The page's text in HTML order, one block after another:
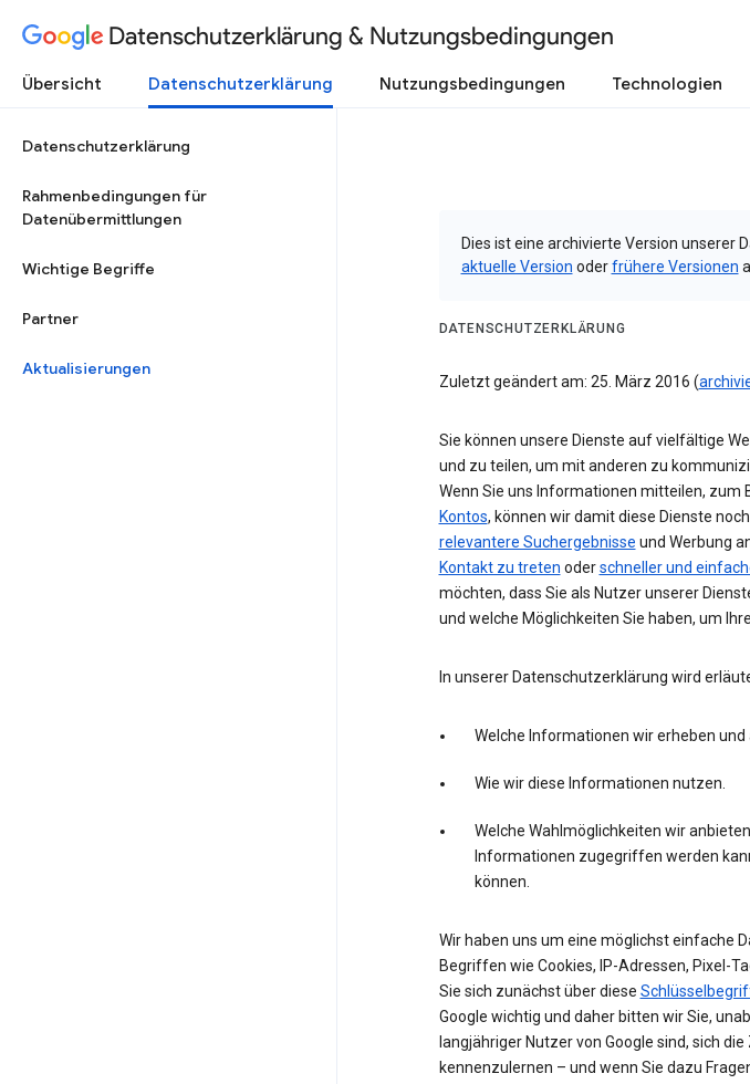
Datenschutzerklärung & Nutzungsbedingungen
Übersicht Datenschutzerklärung Nutzungsbedingungen Technologien
Datenschutzerklärung
Rahmenbedingungen für
Datenübermittlungen
Wichtige Begriffe
Partner
Aktualisierungen
Dies ist eine archivierte Version unserer
aktuelle Version oderfrühere Versionen
DATENSCHUTZERKLÄRUNG
Zuletzt geändert am: 25. März 2016 (
Sie können unsere Dienste auf vielfältige
und zu teilen, um mit anderen zu
Wenn Sie uns Informationen mitteilen, zum
Kontos, können wir damit diese Dienste
relevantere Suchergebnisse und Werbung
Kontakt zu treten oderschneller und
möchten, dass Sie als Nutzer unserer
und welche Möglichkeiten Sie haben, um
In unserer Datenschutzerklärung wird
Welche Informationen wir erheben und
Wie wir diese Informationen nutzen.
Welche Wahlmöglichkeiten wir
Informationen zugegriffen werden
können.
Wir haben uns um eine möglichst einfache
Begriffen wie Cookies, IP-Adressen, Pixel-
Sie sich zunächst über diese
Google wichtig und daher bitten wir Sie,
langjähriger Nutzer von Google sind, sich
kennenzulernen – und wenn Sie dazu